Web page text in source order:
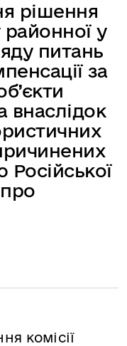
рішення
районної у
питань
за
внаслідок
комісії